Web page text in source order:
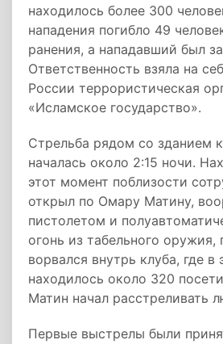
находилось более 300
нападения погибло 49
ранения, а нападавший был
Ответственность взяла на
России террористическая
«Исламское государство».
Стрельба рядом со зданием
началась около 2:15 ночи.
этот момент поблизости
открыл по Омару Матину,
пистолетом и
огонь из табельного оружия,
ворвался внутрь клуба, где в
находилось около 320
Матин начал расстреливать
Первые выстрелы были